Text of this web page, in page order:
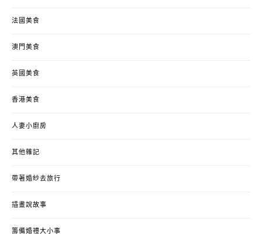
法國美食
澳門美食
英國美食
香港美食
人妻小廚房
其他雜記
帶著婚紗去旅行
插畫說故事
籌備婚禮大小事